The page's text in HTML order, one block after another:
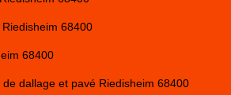
68400
68400
dallage et pavé Riedisheim 68400